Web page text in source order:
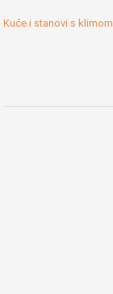
Kuće i stanovi s klimom